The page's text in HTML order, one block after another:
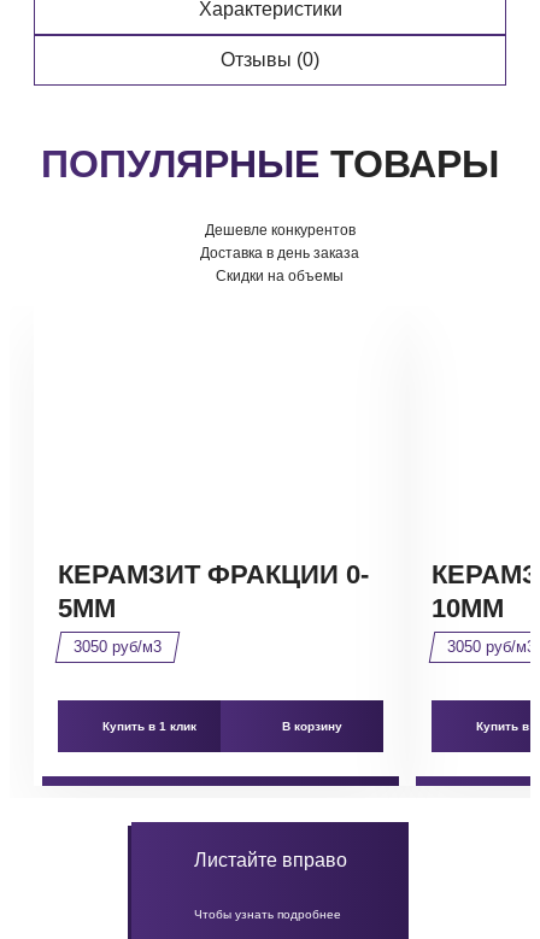
Характеристики
Отзывы (0)
ПОПУЛЯРНЫЕ ТОВАРЫ
Дешевле конкурентов
Доставка в день заказа
Скидки на объемы
КЕРАМЗИТ ФРАКЦИИ 0-
5ММ
3050 руб/м3
Купить в 1 клик В корзину
10ММ
3050 руб/м3
Купить в
Листайте вправо
Чтобы узнать подробнее